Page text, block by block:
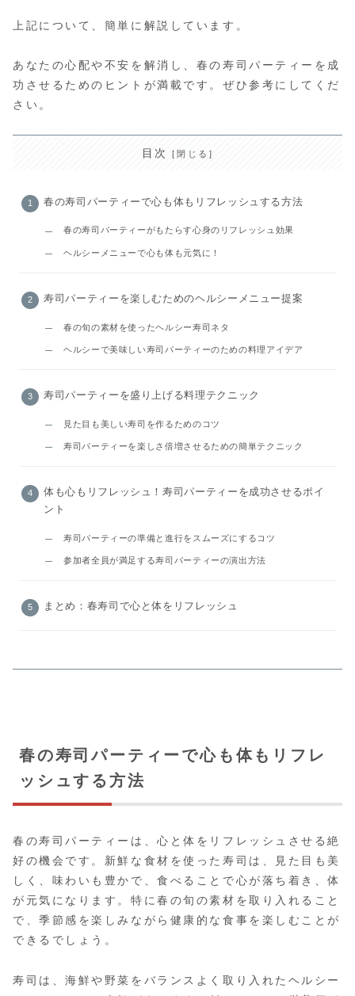
上記について、簡単に解説しています。
あなたの心配や不安を解消し、春の寿司パーティーを成
功させるためのヒントが満載です。ぜひ参考にしてくだ
さい。
目次
春の寿司パーティーで心も体もリフレッシュする方法
春の寿司パーティーがもたらす心身のリフレッシュ効果
ヘルシーメニューで心も体も元気に！
寿司パーティーを楽しむためのヘルシーメニュー提案
春の旬の素材を使ったヘルシー寿司ネタ
ヘルシーで美味しい寿司パーティーのための料理アイデア
寿司パーティーを盛り上げる料理テクニック
見た目も美しい寿司を作るためのコツ
寿司パーティーを楽しさ倍増させるための簡単テクニック
体も心もリフレッシュ！寿司パーティーを成功させるポイ
ント
寿司パーティーの準備と進行をスムーズにするコツ
参加者全員が満足する寿司パーティーの演出方法
まとめ：春寿司で心と体をリフレッシュ
春の寿司パーティーで心も体もリフレ
ッシュする方法
春の寿司パーティーは、心と体をリフレッシュさせる絶
好の機会です。新鮮な食材を使った寿司は、見た目も美
しく、味わいも豊かで、食べることで心が落ち着き、体
が元気になります。特に春の旬の素材を取り入れること
で、季節感を楽しみながら健康的な食事を楽しむことが
できるでしょう。
寿司は、海鮮や野菜をバランスよく取り入れたヘルシー